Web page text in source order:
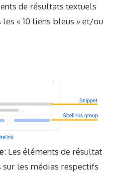
de résultats textuels
« 10 liens bleus » et/ou
: Les éléments de résultat
les médias respectifs